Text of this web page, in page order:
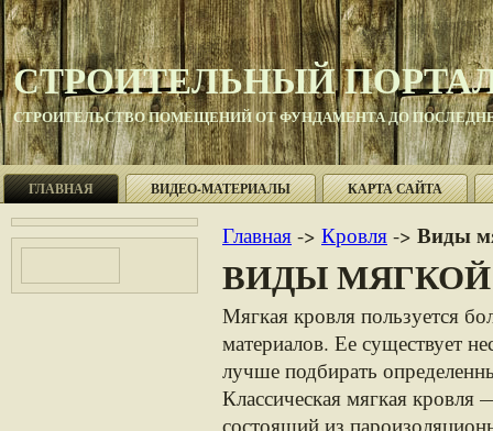
СТРОИТЕЛЬНЫЙ
СТРОИТЕЛЬСТВО ПОМЕЩЕНИЙ ОТ ФУНДАМЕНТА ДО
ГЛАВНАЯ ВИДЕО-МАТЕРИАЛЫ КАРТА САЙТА
Главная -> Кровля -> Виды
ВИДЫ
Мягкая кровля пользуется
материалов. Ее существует
лучше подбирать
Классическая мягкая
состоящий из